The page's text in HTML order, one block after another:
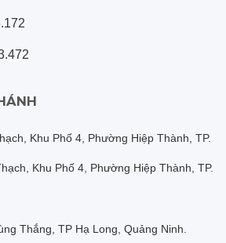
Khu Phố 4, Phường Hiệp Thành, TP.
Khu Phố 4, Phường Hiệp Thành, TP.
Thắng, TP Hạ Long, Quảng Ninh.